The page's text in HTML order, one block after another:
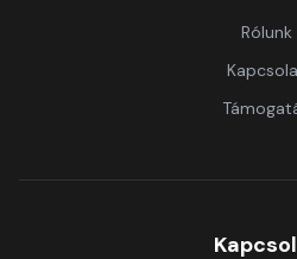
Rólunk